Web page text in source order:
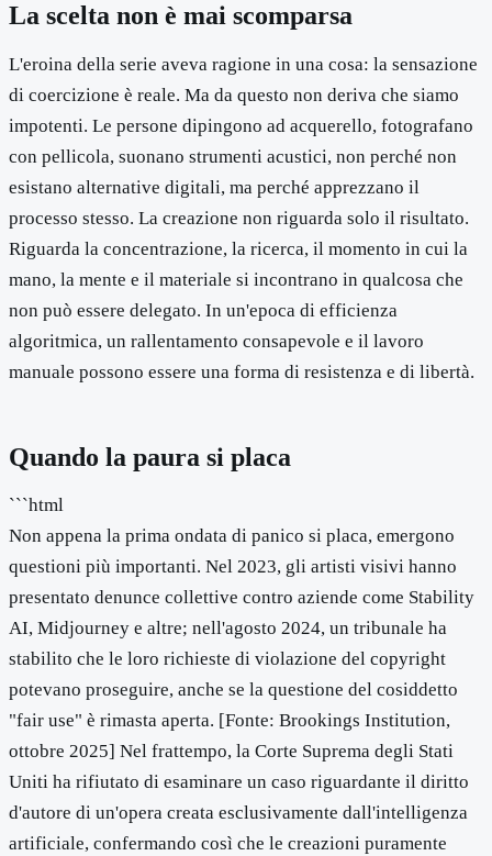
La scelta non è mai scomparsa
L'eroina della serie aveva ragione in una cosa: la sensazione
di coercizione è reale. Ma da questo non deriva che siamo
impotenti. Le persone dipingono ad acquerello, fotografano
con pellicola, suonano strumenti acustici, non perché non
esistano alternative digitali, ma perché apprezzano il
processo stesso. La creazione non riguarda solo il risultato.
Riguarda la concentrazione, la ricerca, il momento in cui la
mano, la mente e il materiale si incontrano in qualcosa che
non può essere delegato. In un'epoca di efficienza
algoritmica, un rallentamento consapevole e il lavoro
manuale possono essere una forma di resistenza e di libertà.
Quando la paura si placa
```html
Non appena la prima ondata di panico si placa, emergono
questioni più importanti. Nel 2023, gli artisti visivi hanno
presentato denunce collettive contro aziende come Stability
AI, Midjourney e altre; nell'agosto 2024, un tribunale ha
stabilito che le loro richieste di violazione del copyright
potevano proseguire, anche se la questione del cosiddetto
"fair use" è rimasta aperta. [Fonte: Brookings Institution,
ottobre 2025] Nel frattempo, la Corte Suprema degli Stati
Uniti ha rifiutato di esaminare un caso riguardante il diritto
d'autore di un'opera creata esclusivamente dall'intelligenza
artificiale, confermando così che le creazioni puramente